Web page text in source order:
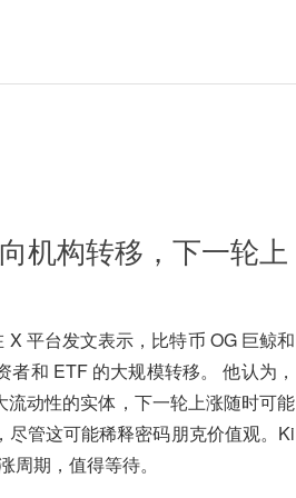
机构转移，下一轮上
平台发文表示，比特币 OG 巨鲸和
和 ETF 的大规模转移。 他认为，
动性的实体，下一轮上涨随时可能
管这可能稀释密码朋克价值观。Ki
期，值得等待。